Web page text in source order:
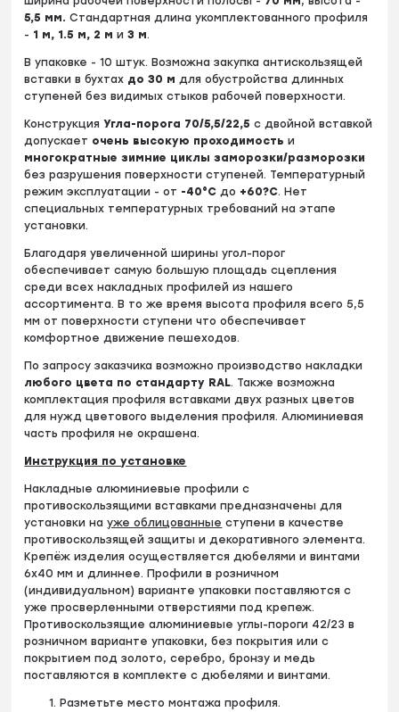
5,5 мм.Стандартная длина укомплектованного профиля
- 1 м, 1.5 м, 2 ми3 м.
В упаковке - 10 штук. Возможна закупка антискользящей
вставки в бухтах до 30 м для обустройства длинных
ступеней без видимых стыков рабочей поверхности.
КонструкцияУгла-порога 70/5,5/22,5c двойной вставкой
допускает очень высокую проходимость и
многократные зимние циклы заморозки/разморозки
без разрушения поверхности ступеней. Температурный
режим эксплуатации - от -40°С до +60?С. Нет
специальных температурных требований на этапе
установки.
Благодаря увеличенной ширины угол-порог
обеспечивает самую большую площадь сцепления
среди всех накладных профилей из нашего
ассортимента. В то же время высота профиля всего 5,5
мм от поверхности ступени что обеспечивает
комфортное движение пешеходов.
По запросу заказчика возможно производство накладки
любого цвета по стандарту RAL. Также возможна
комплектация профиля вставками двух разных цветов
для нужд цветового выделения профиля. Алюминиевая
часть профиля не окрашена.
Инструкция по установке
Накладные алюминиевые профили с
противоскользящими вставками предназначены для
установки науже облицованные ступени в качестве
противоскользящей защиты и декоративного элемента.
Крепёж изделия осуществляется дюбелями и винтами
6х40 мм и длиннее. Профили в розничном
(индивидуальном) варианте упаковки поставляются с
уже просверленными отверстиями под крепеж.
Противоскользящие алюминиевые углы-пороги 42/23 в
розничном варианте упаковки, без покрытия или с
покрытием под золото, серебро, бронзу и медь
поставляются в комплекте с дюбелями и винтами.
Разметьте место монтажа профиля.